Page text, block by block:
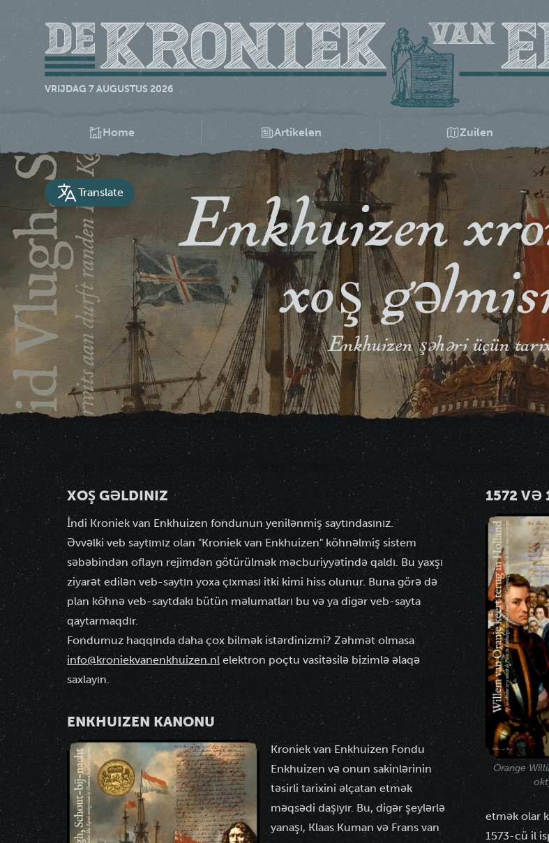
VRIJDAG 7 AUGUSTUS 2026
Home Artikelen Zuilen
Translate
Enkhuizen
xoş
Enkhuizen şəhəri üçün
XOŞ GƏLDINIZ
İndi Kroniek van Enkhuizen fondunun yenilənmiş saytındasınız.
Əvvəlki veb saytımız olan "Kroniek van Enkhuizen" köhnəlmiş sistem
səbəbindən oflayn rejimdən götürülmək məcburiyyətində qaldı. Bu yaxşı
ziyarət edilən veb-saytın yoxa çıxması itki kimi hiss olunur. Buna görə də
plan köhnə veb-saytdakı bütün məlumatları bu və ya digər veb-sayta
qaytarmaqdır.
Fondumuz haqqında daha çox bilmək istərdinizmi? Zəhmət olmasa
info@kroniekvanenkhuizen.nlelektron poçtu vasitəsilə bizimlə əlaqə
saxlayın.
ENKHUIZEN KANONU
Kroniek van Enkhuizen Fondu
Enkhuizen və onun sakinlərinin
təsirli tarixini əlçatan etmək
məqsədi daşıyır. Bu, digər şeylərlə
yanaşı, Klaas Kuman və Frans van
1572 VƏ
Orange
etmək olar
1573-cü il